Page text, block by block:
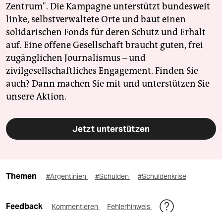
Zentrum". Die Kampagne unterstützt bundesweit
linke, selbstverwaltete Orte und baut einen
solidarischen Fonds für deren Schutz und Erhalt
auf. Eine offene Gesellschaft braucht guten, frei
zugänglichen Journalismus – und
zivilgesellschaftliches Engagement. Finden Sie
auch? Dann machen Sie mit und unterstützen Sie
unsere Aktion.
Jetzt unterstützen
Themen #Argentinien #Schulden #Schuldenkrise
Feedback Kommentieren Fehlerhinweis